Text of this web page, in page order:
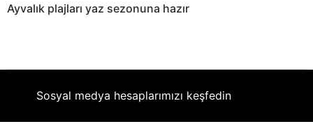
Ayvalık plajları yaz sezonuna hazır
Sosyal medya hesaplarımızı keşfedin